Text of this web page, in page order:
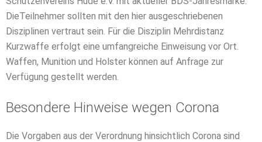
DieTeilnehmer sollten mit den hier ausgeschriebenen
Disziplinen vertraut sein. Für die Disziplin Mehrdistanz
Kurzwaffe erfolgt eine umfangreiche Einweisung vor Ort.
Waffen, Munition und Holster können auf Anfrage zur
Verfügung gestellt werden.
Besondere Hinweise wegen Corona
Die Vorgaben aus der Verordnung hinsichtlich Corona sind